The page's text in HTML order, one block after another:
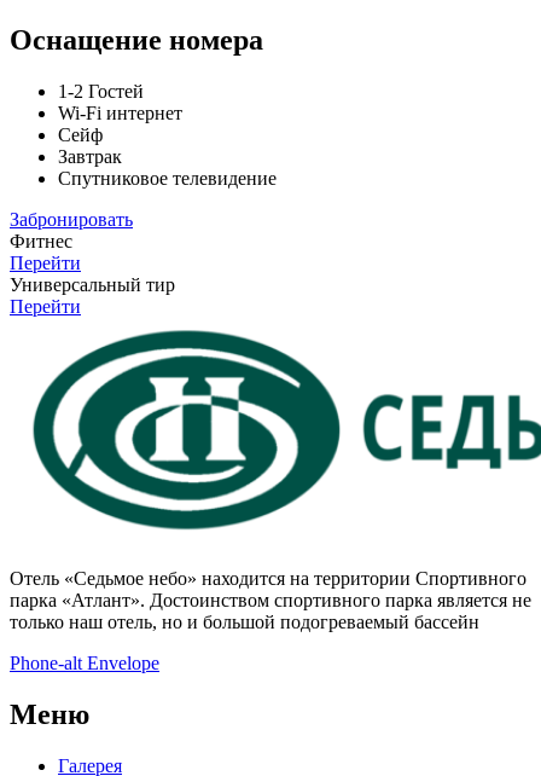
Оснащение номера
1-2 Гостей
Wi-Fi интернет
Сейф
Завтрак
Спутниковое телевидение
Забронировать
Фитнес
Перейти
Универсальный тир
Перейти
Отель «Седьмое небо» находится на территории Спортивного
парка «Атлант». Достоинством спортивного парка является не
только наш отель, но и большой подогреваемый бассейн
Phone-alt Envelope
Меню
Галерея